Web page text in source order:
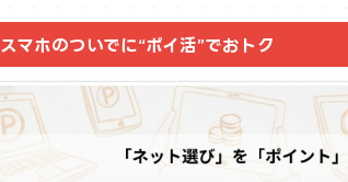
スマホのついでに“ポイ活”でおトク